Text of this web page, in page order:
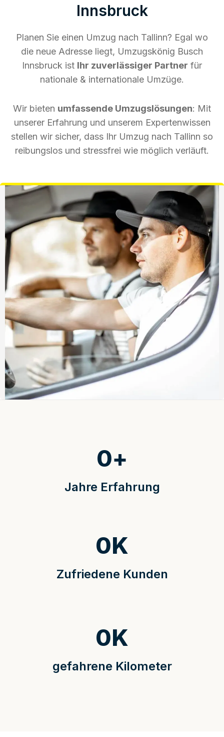
Innsbruck
Planen Sie einen Umzug nach Tallinn? Egal wo
die neue Adresse liegt, Umzugskönig Busch
Innsbruck ist Ihr zuverlässiger Partner für
nationale & internationale Umzüge.
Wir bieten umfassende Umzugslösungen: Mit
unserer Erfahrung und unserem Expertenwissen
stellen wir sicher, dass Ihr Umzug nach Tallinn so
reibungslos und stressfrei wie möglich verläuft.
Jahre Erfahrung
0+
Zufriedene Kunden
0K
gefahrene Kilometer
0K